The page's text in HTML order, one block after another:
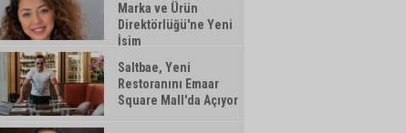
Marka ve Ürün
Direktörlüğü'ne Yeni
İsim
Saltbae, Yeni
Restoranını Emaar
Square Mall'da Açıyor